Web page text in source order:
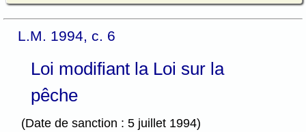
L.M. 1994, c. 6
Loi modifiant la Loi sur la
pêche
(Date de sanction : 5 juillet 1994)